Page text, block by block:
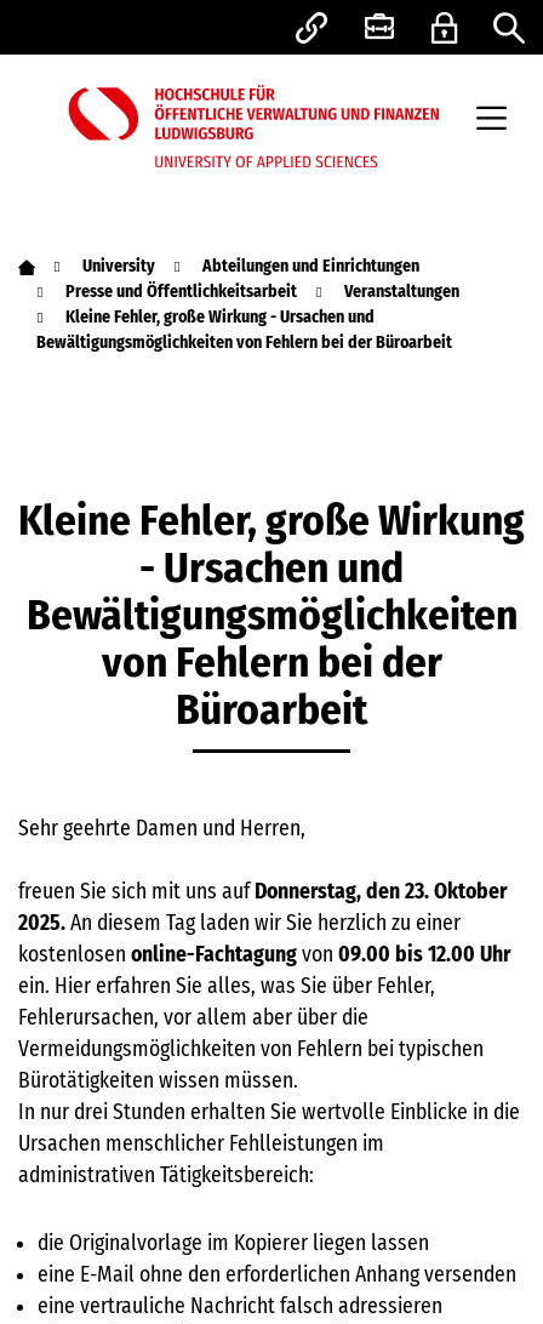
University
Abteilungen und Einrichtungen
Presse und Öffentlichkeitsarbeit
Veranstaltungen
Kleine Fehler, große Wirkung - Ursachen und
Bewältigungsmöglichkeiten von Fehlern bei der Büroarbeit
Kleine Fehler, große Wirkung
- Ursachen und
Bewältigungsmöglichkeiten
von Fehlern bei der
Büroarbeit
Sehr geehrte Damen und Herren,
freuen Sie sich mit uns aufDonnerstag, den 23. Oktober
2025.An diesem Tag laden wir Sie herzlich zu einer
kostenlosen online-Fachtagungvon 09.00 bis 12.00 Uhr
ein. Hier erfahren Sie alles, was Sie über Fehler,
Fehlerursachen, vor allem aber über die
Vermeidungsmöglichkeiten von Fehlern bei typischen
Bürotätigkeiten wissen müssen.
In nur drei Stunden erhalten Sie wertvolle Einblicke in die
Ursachen menschlicher Fehlleistungen im
administrativen Tätigkeitsbereich:
die Originalvorlage im Kopierer liegen lassen
eine E-Mail ohne den erforderlichen Anhang versenden
eine vertrauliche Nachricht falsch adressieren